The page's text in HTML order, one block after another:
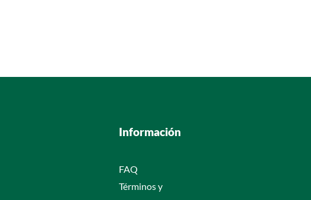
Información
FAQ
Términos y